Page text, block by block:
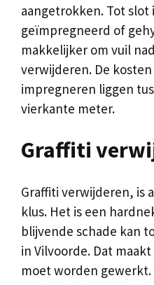
aangetrokken. Tot slot
geïmpregneerd of
makkelijker om vuil
verwijderen. De
impregneren liggen
vierkante meter.
Graffiti
Graffiti verwijderen, is
klus. Het is een
blijvende schade kan
in Vilvoorde. Dat
moet worden